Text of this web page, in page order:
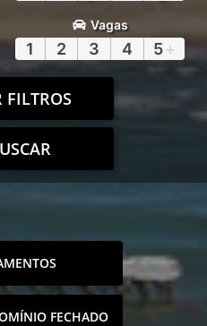
Vagas
1 2 3 4 5+
FILTROS
FECHADO